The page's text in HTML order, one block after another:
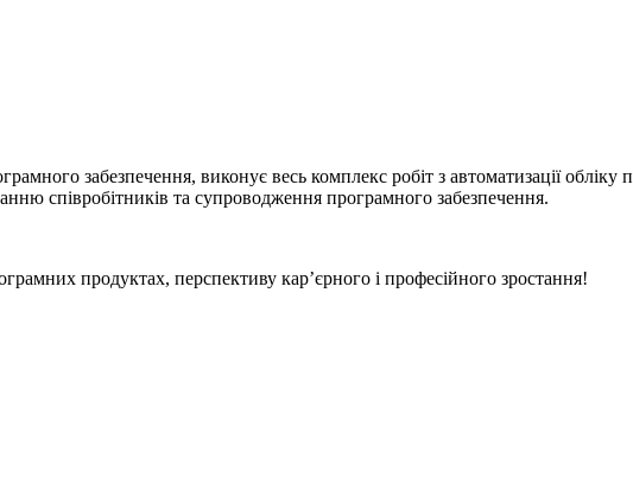
забезпечення, виконує весь комплекс робіт з автоматизації
співробітників та супроводження програмного забезпечення.
продуктах, перспективу кар’єрного і професійного зростання!